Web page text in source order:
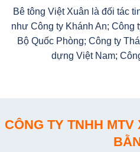
Bê tông Việt Xuân là đối tác
như Công ty Khánh An; Công
Bộ Quốc Phòng; Công ty
dựng Việt Nam;
CÔNG TY TNHH